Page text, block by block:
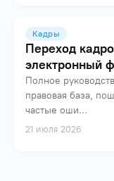
Кадры
Переход
электронный
Полное
правовая база,
частые оши...
21 июля 2026